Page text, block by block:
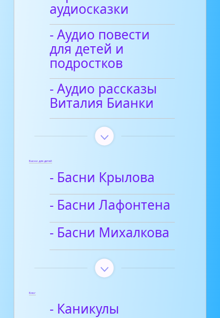
аудиосказки
- Аудио повести
для детей и
подростков
- Аудио рассказы
Виталия Бианки
Басни для детей
- Басни Крылова
- Басни Лафонтена
- Басни Михалкова
Блог
- Каникулы